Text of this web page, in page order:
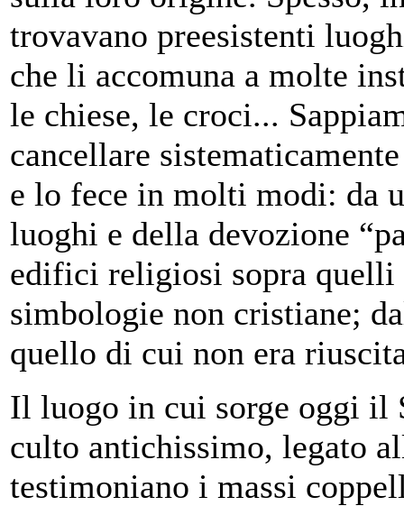
trovavano preesistenti
che li accomuna a molte
le chiese, le croci...
cancellare
e lo fece in molti modi: da
luoghi e della devozione
edifici religiosi sopra quelli
simbologie non cristiane;
quello di cui non era
Il luogo in cui sorge oggi il
culto antichissimo, legato
testimoniano i massi